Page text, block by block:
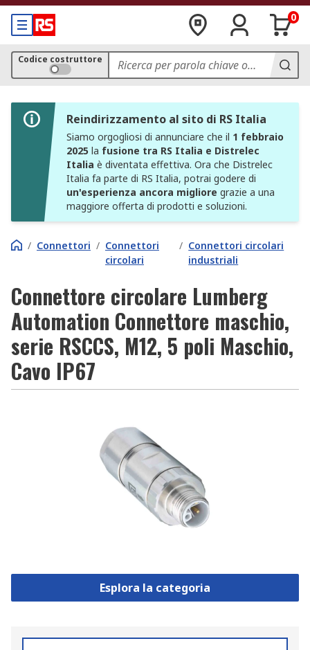
0
Codice costruttore
Reindirizzamento al sito di RS Italia
Siamo orgogliosi di annunciare che il 1 febbraio
2025 la fusione tra RS Italia e Distrelec
Italia è diventata effettiva. Ora che Distrelec
Italia fa parte di RS Italia, potrai godere di
un'esperienza ancora migliore grazie a una
maggiore offerta di prodotti e soluzioni.
/ Connettori / Connettori
circolari
/ Connettori circolari
industriali
Connettore circolare Lumberg
Automation Connettore maschio,
serie RSCCS, M12, 5 poli Maschio,
Cavo IP67
Esplora la categoria